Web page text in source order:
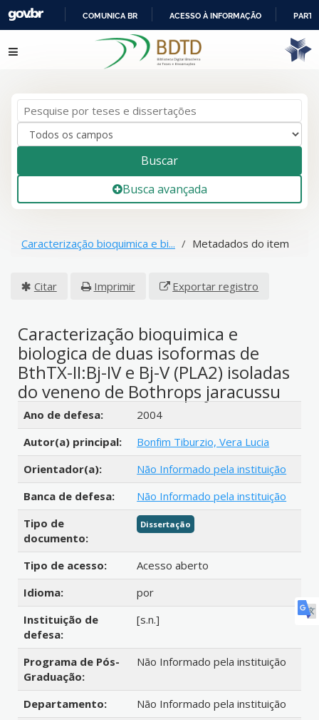
IR
PARA
COMUNICA BR ACESSO À INFORMAÇÃO
Pular para o conteúdo
Buscar
Busca avançada
Caracterização bioquimica e bi... Metadados do item
Citar Imprimir Exportar registro
Caracterização bioquimica e
biologica de duas isoformas de
BthTX-II:Bj-IV e Bj-V (PLA2) isoladas
do veneno de Bothrops jaracussu
Detalhes bibliográficos
Ano de defesa:
2004
Autor(a) principal:
Bonfim Tiburzio, Vera Lucia
Orientador(a):
Não Informado pela instituição
Banca de defesa:
Não Informado pela instituição
Tipo de
documento:
Dissertação
Tipo de acesso:
Acesso aberto
Idioma:
por
Instituição de
defesa:
[s.n.]
Programa de Pós-
Graduação:
Não Informado pela instituição
Departamento:
Não Informado pela instituição